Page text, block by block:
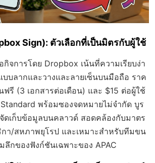
Sign): ตัวเลือกที่เป็นมิตรกับผู้ใช้
จการโดย Dropbox เน้นที่ความเรียบง่า
บบลากและวางและลายเซ็นบนมือถือ ราค
รี (3 เอกสารต่อเดือน) และ $15 ต่อผู้ใช้
พร้อมซองจดหมายไม่จำกัด บูร
ดเก็บข้อมูลบนคลาวด์ สอดคล้องกับมาตร
กา/สหภาพยุโรป และเหมาะสำหรับทีมขน
ลึกของฟังก์ชันเฉพาะของ APAC